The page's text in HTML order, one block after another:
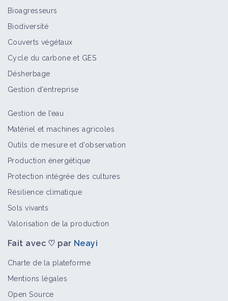
Broyeur tondeuse viticole
Andaineur de bois de taille
Bioagresseurs
Biodiversité
Couverts végétaux
Cycle du carbone et GES
Désherbage
Gestion d'entreprise
Gestion de l’eau
Matériel et machines agricoles
Outils de mesure et d’observation
Production énergétique
Protection intégrée des cultures
Résilience climatique
Sols vivants
Valorisation de la production
Fait avec ♡ par Neayi
Charte de la plateforme
Mentions légales
Open Source